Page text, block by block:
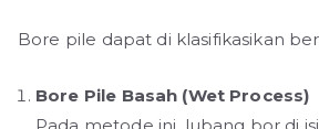
Bore pile dapat di klasifikasikan
Bore Pile Basah (Wet Process)